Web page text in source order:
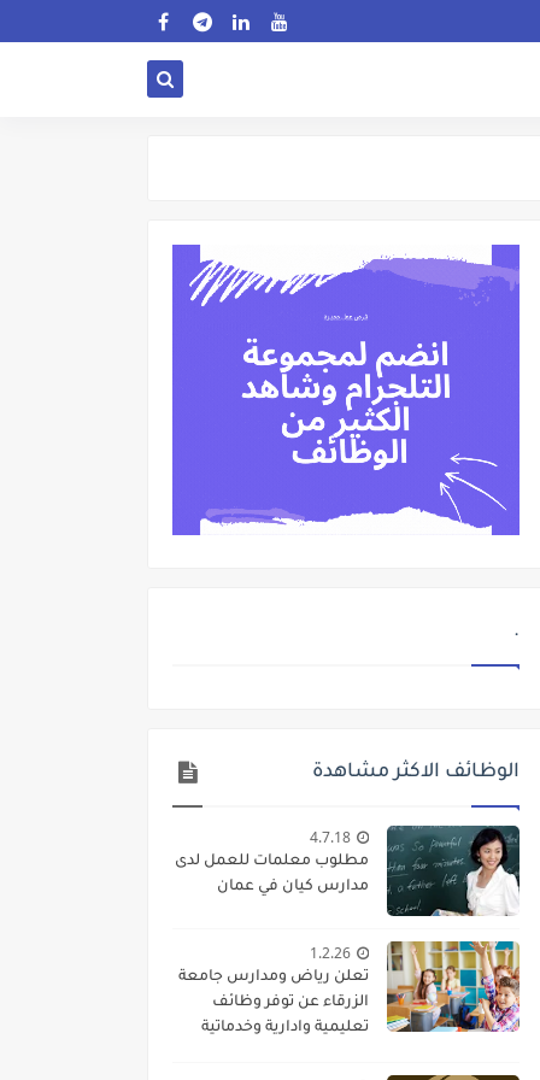
.
الوظائف الاكثر مشاهدة
4.7.18
مطلوب معلمات للعمل لدى
مدارس كيان في عمان
1.2.26
تعلن رياض ومدارس جامعة
الزرقاء عن توفر وظائف
تعليمية وادارية وخدماتية